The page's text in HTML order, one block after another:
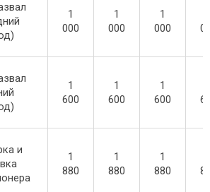
1
000
1
000
1
000
1
600
1
600
1
600
и
1
880
1
880
1
880